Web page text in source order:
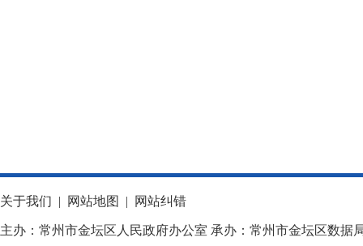
关于我们 | 网站地图 | 网站纠错
主办：常州市金坛区人民政府办公室 承办：常州市金坛区数据